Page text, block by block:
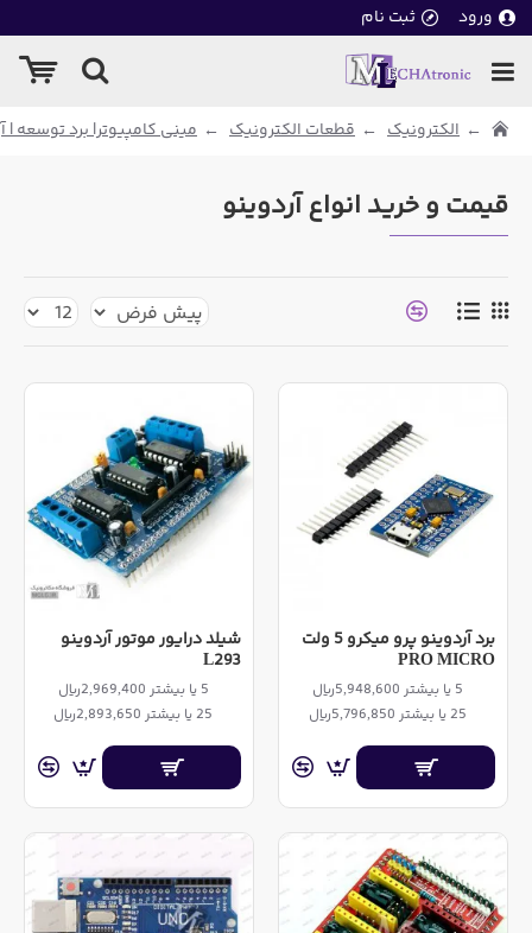
ورود ثبت نام
الکترونیک قطعات الکترونیک مینی کامپیوتر| برد توسعه |
قیمت و خرید انواع آردوینو
برد آردوینو پرو میکرو 5 ولت
PRO MICRO
5 یا بیشتر 5,948,600ریال
25 یا بیشتر 5,796,850ریال
شیلد درایور موتور آردوینو
L293
5 یا بیشتر 2,969,400ریال
25 یا بیشتر 2,893,650ریال